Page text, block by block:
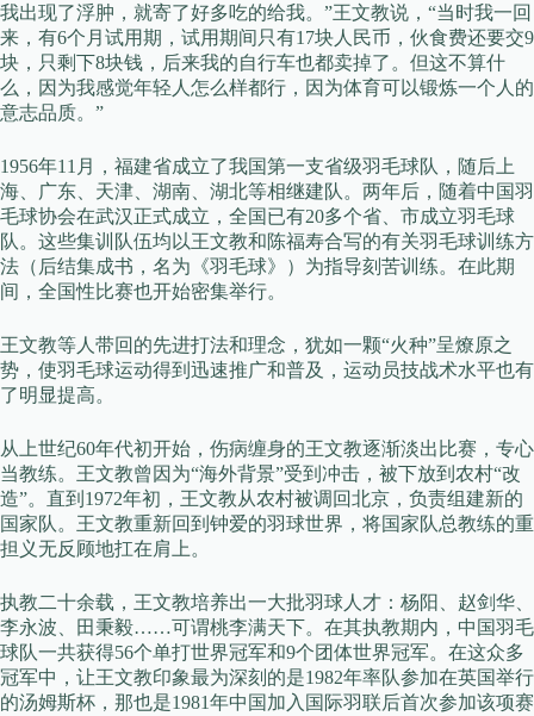
我出现了浮肿，就寄了好多吃的给我。”王文教说，“当时我一回
来，有6个月试用期，试用期间只有17块人民币，伙食费还要交9
块，只剩下8块钱，后来我的自行车也都卖掉了。但这不算什
么，因为我感觉年轻人怎么样都行，因为体育可以锻炼一个人的
意志品质。”
1956年11月，福建省成立了我国第一支省级羽毛球队，随后上
海、广东、天津、湖南、湖北等相继建队。两年后，随着中国羽
毛球协会在武汉正式成立，全国已有20多个省、市成立羽毛球
队。这些集训队伍均以王文教和陈福寿合写的有关羽毛球训练方
法（后结集成书，名为《羽毛球》）为指导刻苦训练。在此期
间，全国性比赛也开始密集举行。
王文教等人带回的先进打法和理念，犹如一颗“火种”呈燎原之
势，使羽毛球运动得到迅速推广和普及，运动员技战术水平也有
了明显提高。
从上世纪60年代初开始，伤病缠身的王文教逐渐淡出比赛，专心
当教练。王文教曾因为“海外背景”受到冲击，被下放到农村“改
造”。直到1972年初，王文教从农村被调回北京，负责组建新的
国家队。王文教重新回到钟爱的羽球世界，将国家队总教练的重
担义无反顾地扛在肩上。
执教二十余载，王文教培养出一大批羽球人才：杨阳、赵剑华、
李永波、田秉毅……可谓桃李满天下。在其执教期内，中国羽毛
球队一共获得56个单打世界冠军和9个团体世界冠军。在这众多
冠军中，让王文教印象最为深刻的是1982年率队参加在英国举行
的汤姆斯杯，那也是1981年中国加入国际羽联后首次参加该项赛